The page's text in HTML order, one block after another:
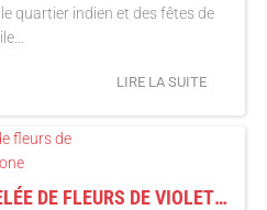
quartier indien et des fêtes de
LIRE LA SUITE
CRÈME GLACÉE À LA GELÉE DE FLEURS DE VIOLETTES ET MASCARPONE